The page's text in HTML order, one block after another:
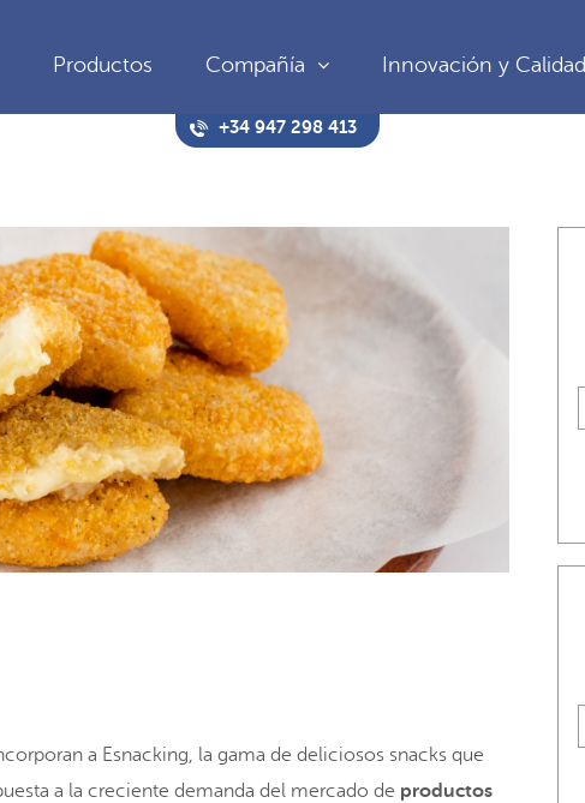
Productos Compañía Innovación y Calidad
+34 947 298 413
a Esnacking, la gama de deliciosos snacks que
a la creciente demanda del mercado de productos